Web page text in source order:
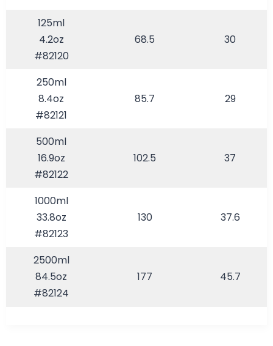
125ml
4.2oz
#82120
68.5 30
250ml
8.4oz
#82121
85.7 29
500ml
16.9oz
#82122
102.5 37
1000ml
33.8oz
#82123
130 37.6
2500ml
84.5oz
#82124
177 45.7